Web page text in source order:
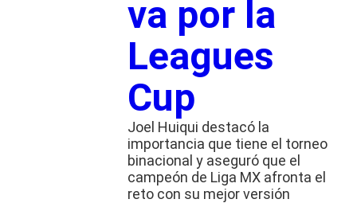
va por la
Leagues
Cup
Joel Huiqui destacó la
importancia que tiene el torneo
binacional y aseguró que el
campeón de Liga MX afronta el
reto con su mejor versión